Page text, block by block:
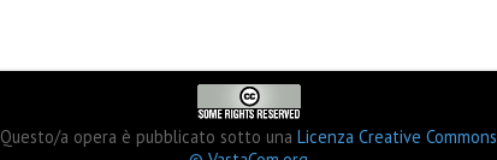
Questo/a opera è pubblicato sotto unaLicenza Creative Commons